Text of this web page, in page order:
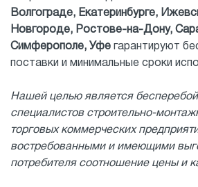
Волгограде, Екатеринбурге,
Новгороде, Ростове-на-Дону,
Симферополе, Уфе гарантируют
поставки и минимальные сроки
Нашей целью является
специалистов строительно-
торговых коммерческих
востребованными и имеющими
потребителя соотношение цены и